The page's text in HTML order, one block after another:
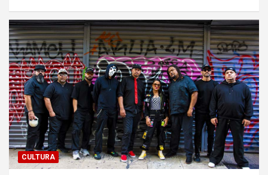
CULTURA